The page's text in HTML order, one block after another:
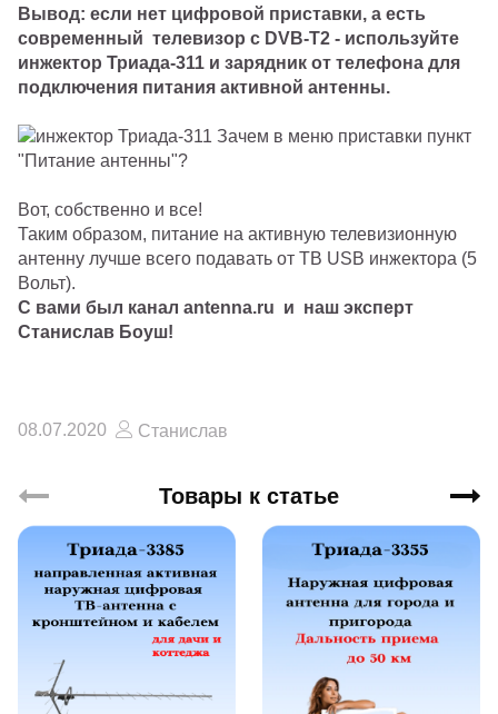
Вывод: если нет цифровой приставки, а есть
современный телевизор с DVB-T2 - используйте
инжектор Триада-311 и зарядник от телефона для
подключения питания активной антенны.
Вот, собственно и все!
Таким образом, питание на активную телевизионную
антенну лучше всего подавать от ТВ USB инжектора (5
Вольт).
С вами был канал antenna.ru и наш эксперт
Станислав Боуш!
08.07.2020 Станислав
Товары к статье